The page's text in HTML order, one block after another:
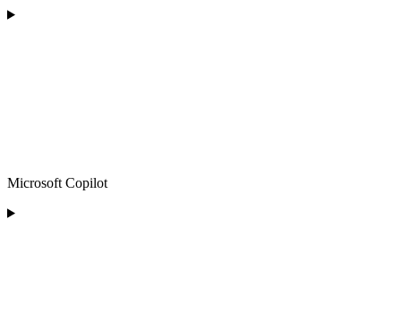
Microsoft Copilot